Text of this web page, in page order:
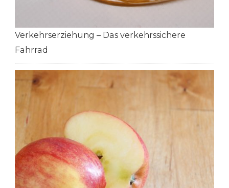
Verkehrserziehung – Das verkehrssichere
Fahrrad